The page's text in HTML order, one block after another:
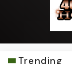
Trending